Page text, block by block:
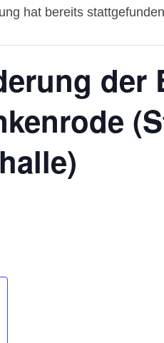
hat bereits
der